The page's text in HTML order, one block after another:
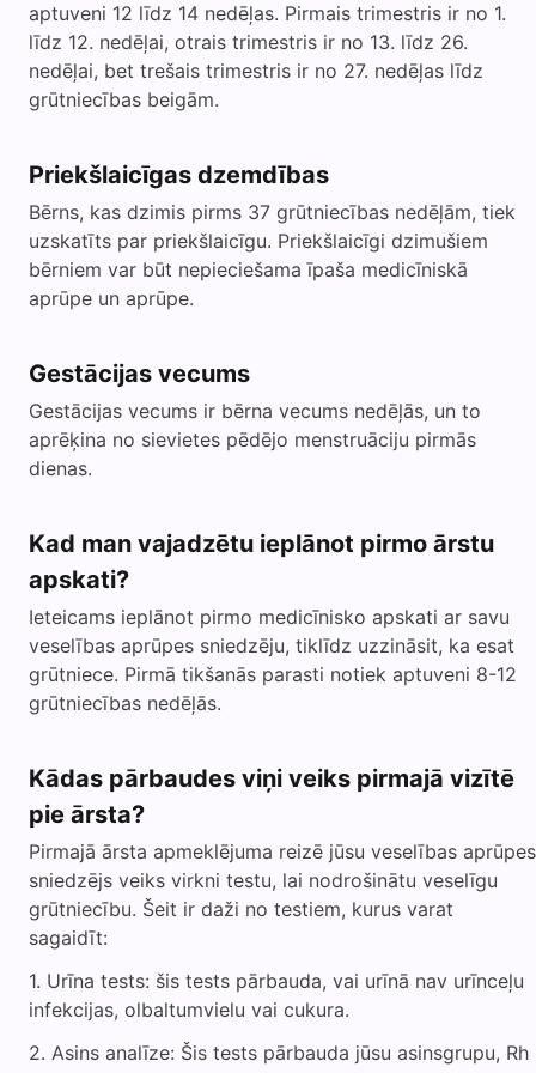
aptuveni 12 līdz 14 nedēļas. Pirmais trimestris ir no 1.
līdz 12. nedēļai, otrais trimestris ir no 13. līdz 26.
nedēļai, bet trešais trimestris ir no 27. nedēļas līdz
grūtniecības beigām.
Priekšlaicīgas dzemdības
Bērns, kas dzimis pirms 37 grūtniecības nedēļām, tiek
uzskatīts par priekšlaicīgu. Priekšlaicīgi dzimušiem
bērniem var būt nepieciešama īpaša medicīniskā
aprūpe un aprūpe.
Gestācijas vecums
Gestācijas vecums ir bērna vecums nedēļās, un to
aprēķina no sievietes pēdējo menstruāciju pirmās
dienas.
Kad man vajadzētu ieplānot pirmo ārstu
apskati?
Ieteicams ieplānot pirmo medicīnisko apskati ar savu
veselības aprūpes sniedzēju, tiklīdz uzzināsit, ka esat
grūtniece. Pirmā tikšanās parasti notiek aptuveni 8-12
grūtniecības nedēļās.
Kādas pārbaudes viņi veiks pirmajā vizītē
pie ārsta?
Pirmajā ārsta apmeklējuma reizē jūsu veselības aprūpes
sniedzējs veiks virkni testu, lai nodrošinātu veselīgu
grūtniecību. Šeit ir daži no testiem, kurus varat
sagaidīt:
Urīna tests: šis tests pārbauda, vai urīnā nav urīnceļu
infekcijas, olbaltumvielu vai cukura.
Asins analīze: Šis tests pārbauda jūsu asinsgrupu, Rh